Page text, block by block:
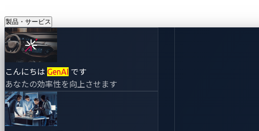
製品・サービス
こんにちは GenAI です
あなたの効率性を向上させます